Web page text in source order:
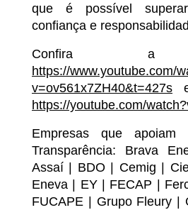
que é possível
confiança e
Confira a
https://www.youtube.com/
v=ov561x7ZH40&t=427s
https://youtube.com/
Empresas que
Transparência: Brava
Assaí | BDO | Cemig |
Eneva | EY | FECAP |
FUCAPE | Grupo Fleury |